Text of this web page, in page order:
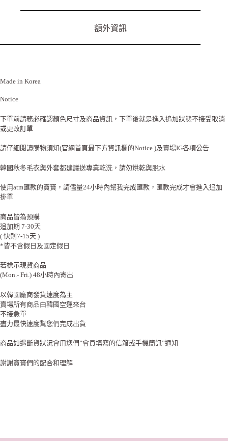
額外資訊
Made in Korea
Notice
下單前請務必確認顏色尺寸及商品資訊，下單後就是進入追加狀態不接受取消
或更改訂單
請仔細閱讀購物須知(官網首頁最下方資訊欄的Notice )及賣場IG各項公告
韓國秋冬毛衣與外套都建議送專業乾洗，請勿烘乾與脫水
使用atm匯款的寶寶，請儘量24小時內幫我完成匯款，匯款完成才會進入追加
排單
商品皆為預購
追加期 7-30天
( 快則7-15天 )
*皆不含假日及國定假日
若標示現貨商品
(Mon.- Fri.) 48小時內寄出
以韓國廠商發貨速度為主
賣場所有商品由韓國空運來台
不接急單
盡力最快速度幫您們完成出貨
商品如遇斷貨狀況會用您們”會員填寫的信箱或手機簡訊”通知
謝謝寶寶們的配合和理解